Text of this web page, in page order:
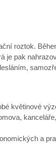
roztok.
je pak
květinové
a